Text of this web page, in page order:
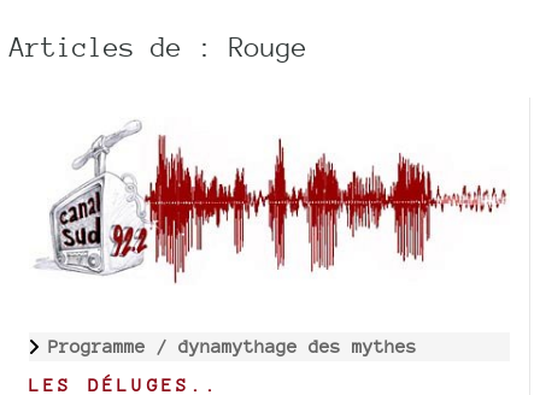
Articles de : Rouge
Programme / dynamythage des mythes
LES DÉLUGES..